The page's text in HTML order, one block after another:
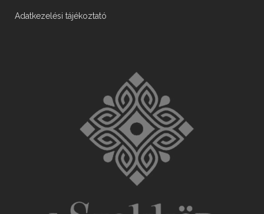
Adatkezelési tájékoztató